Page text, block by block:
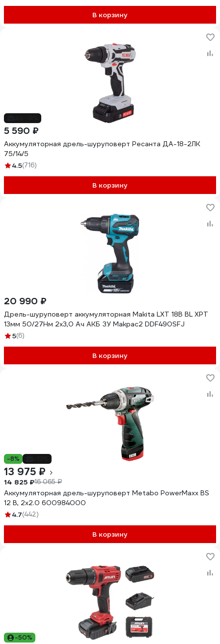
В корзину
5 590 ₽
Аккумуляторная дрель-шуруповерт Ресанта ДА-18-2ЛК
75/14/5
4.5(716)
В корзину
20 990 ₽
Дрель-шуруповерт аккумуляторная Makita LXT 18В BL XPT
13мм 50/27Нм 2х3,0 Ач АКБ ЗУ Makpac2 DDF490SFJ
5(6)
В корзину
-8%
13 975 ₽
14 825 ₽16 065 ₽
Аккумуляторная дрель-шуруповерт Metabo PowerMaxx BS
12 В, 2х2.0 600984000
4.7(442)
В корзину
-50%